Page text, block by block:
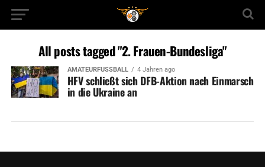
All posts tagged "2. Frauen-Bundesliga"
AMATEURFUSSBALL 4 Jahren ago
HFV schließt sich DFB-Aktion nach Einmarsch
in die Ukraine an